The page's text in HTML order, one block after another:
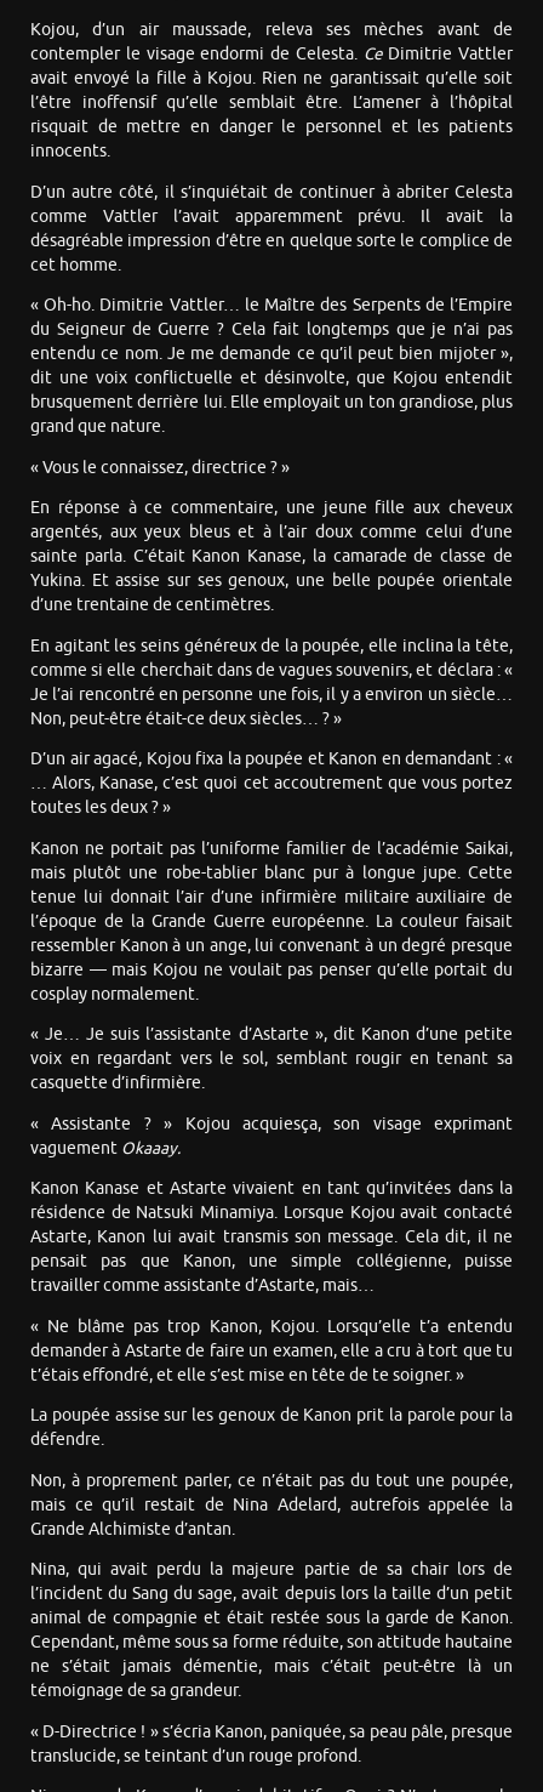
Kojou, d’un air maussade, releva ses mèches avant de
contempler le visage endormi de Celesta. Ce Dimitrie Vattler
avait envoyé la fille à Kojou. Rien ne garantissait qu’elle soit
l’être inoffensif qu’elle semblait être. L’amener à l’hôpital
risquait de mettre en danger le personnel et les patients
innocents.
D’un autre côté, il s’inquiétait de continuer à abriter Celesta
comme Vattler l’avait apparemment prévu. Il avait la
désagréable impression d’être en quelque sorte le complice de
cet homme.
« Oh-ho. Dimitrie Vattler… le Maître des Serpents de l’Empire
du Seigneur de Guerre ? Cela fait longtemps que je n’ai pas
entendu ce nom. Je me demande ce qu’il peut bien mijoter »,
dit une voix conflictuelle et désinvolte, que Kojou entendit
brusquement derrière lui. Elle employait un ton grandiose, plus
grand que nature.
« Vous le connaissez, directrice ? »
En réponse à ce commentaire, une jeune fille aux cheveux
argentés, aux yeux bleus et à l’air doux comme celui d’une
sainte parla. C’était Kanon Kanase, la camarade de classe de
Yukina. Et assise sur ses genoux, une belle poupée orientale
d’une trentaine de centimètres.
En agitant les seins généreux de la poupée, elle inclina la tête,
comme si elle cherchait dans de vagues souvenirs, et déclara : «
Je l’ai rencontré en personne une fois, il y a environ un siècle…
Non, peut-être était-ce deux siècles… ? »
D’un air agacé, Kojou fixa la poupée et Kanon en demandant : «
… Alors, Kanase, c’est quoi cet accoutrement que vous portez
toutes les deux ? »
Kanon ne portait pas l’uniforme familier de l’académie Saikai,
mais plutôt une robe-tablier blanc pur à longue jupe. Cette
tenue lui donnait l’air d’une infirmière militaire auxiliaire de
l’époque de la Grande Guerre européenne. La couleur faisait
ressembler Kanon à un ange, lui convenant à un degré presque
bizarre — mais Kojou ne voulait pas penser qu’elle portait du
cosplay normalement.
« Je… Je suis l’assistante d’Astarte », dit Kanon d’une petite
voix en regardant vers le sol, semblant rougir en tenant sa
casquette d’infirmière.
« Assistante ? » Kojou acquiesça, son visage exprimant
vaguement Okaaay.
Kanon Kanase et Astarte vivaient en tant qu’invitées dans la
résidence de Natsuki Minamiya. Lorsque Kojou avait contacté
Astarte, Kanon lui avait transmis son message. Cela dit, il ne
pensait pas que Kanon, une simple collégienne, puisse
travailler comme assistante d’Astarte, mais…
« Ne blâme pas trop Kanon, Kojou. Lorsqu’elle t’a entendu
demander à Astarte de faire un examen, elle a cru à tort que tu
t’étais effondré, et elle s’est mise en tête de te soigner. »
La poupée assise sur les genoux de Kanon prit la parole pour la
défendre.
Non, à proprement parler, ce n’était pas du tout une poupée,
mais ce qu’il restait de Nina Adelard, autrefois appelée la
Grande Alchimiste d’antan.
Nina, qui avait perdu la majeure partie de sa chair lors de
l’incident du Sang du sage, avait depuis lors la taille d’un petit
animal de compagnie et était restée sous la garde de Kanon.
Cependant, même sous sa forme réduite, son attitude hautaine
ne s’était jamais démentie, mais c’était peut-être là un
témoignage de sa grandeur.
« D-Directrice ! » s’écria Kanon, paniquée, sa peau pâle, presque
translucide, se teintant d’un rouge profond.